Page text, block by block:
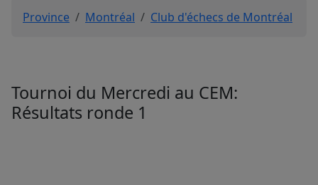
Province Montréal Club d'échecs de Montréal
Tournoi du Mercredi au CEM:
Résultats ronde 1